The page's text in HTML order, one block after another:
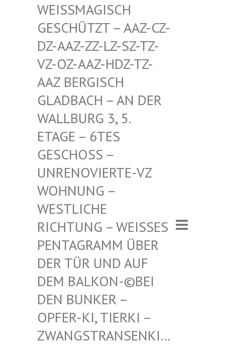
AGISCH GESCHÜ
TZT – AAZ-CZ-DZ-AAZ
-ZZ-LZ-SZ-TZ-VZ-OZ-
AAZ-HDZ-TZ-AAZ BE
RGISCH GLADBA
CH – AN DER WALLBU
RG 3, 5. ETAGE
– 6TES GESCHO
SS – UNRENO
VIERTE-VZ WOHNUN
G – WESTLI
CHE RICHTU
NG – WEISSES PENTAGR
AMM ÜBER DER TÜR
UND AUF DEM BAL
KON-©BEI DEN BUN
KER – OPFER-K
I, TIERKI – ZWANGST
RANSENKI… – ZWANG